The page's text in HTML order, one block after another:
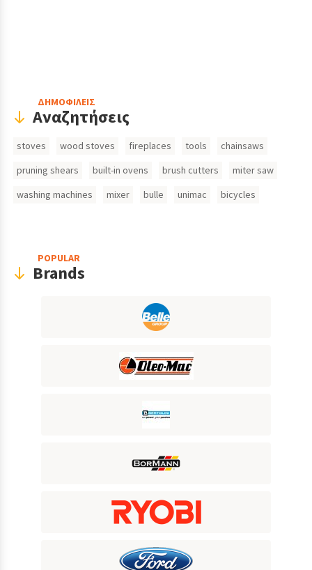
HeaderΔΗΜΟΦΙΛΕΙΣ
Αναζητήσεις
Search
stoves wood stoves fireplaces tools
chainsaws
pruning shears
built-in ovens brush cutters
miter saw
washing machines
mixer bulle unimac bicycles
POPULAR
Brands